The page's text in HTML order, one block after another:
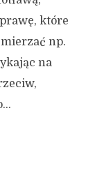
które
np.
na